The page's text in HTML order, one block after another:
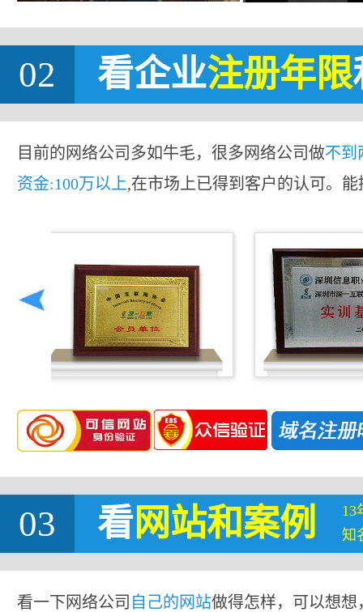
02 看企业注册年限
目前的网络公司多如牛毛，很多网络公司做不到
资金:100万以上,在市场上已得到客户的认可。
03 看网站和案例
13
知
看一下网络公司 自己的网站做得怎样，可以想